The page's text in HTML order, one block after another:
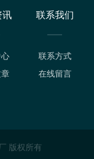
讯 联系我们
联系方式
在线留言
版权所有